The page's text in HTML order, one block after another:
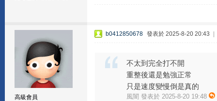
高級會員
b0412850678 發表於 2025-8-20 20:43
不太到完全打不開
重整後還是勉強正常
只是速度變慢倒是真的
風闇 發表於 2025-8-20 19:48